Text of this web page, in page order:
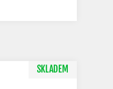
SKLADEM